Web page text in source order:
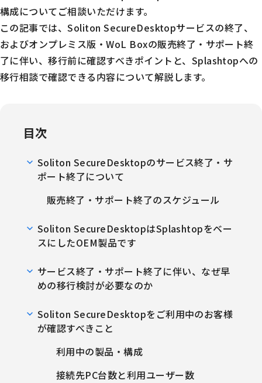
構成についてご相談いただけます。
この記事では、Soliton SecureDesktopサービスの終了、
およびオンプレミス版・WoL Boxの販売終了・サポート終
了に伴い、移行前に確認すべきポイントと、Splashtopへの
移行相談で確認できる内容について解説します。
目次
Soliton SecureDesktopのサービス終了・サ
ポート終了について
販売終了・サポート終了のスケジュール
Soliton SecureDesktopはSplashtopをベー
スにしたOEM製品です
サービス終了・サポート終了に伴い、なぜ早
めの移行検討が必要なのか
Soliton SecureDesktopをご利用中のお客様
が確認すべきこと
利用中の製品・構成
接続先PC台数と利用ユーザー数